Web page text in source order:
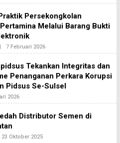
Persekongkolan
Melalui Barang Bukti
| 7 Februari 2026Oleh
Redaksi2
Tekankan Integritas dan
Penanganan Perkara Korupsi
Pidsus Se-Sulsel
2026Oleh
Redaksi2
Distributor Semen di
23 Oktober 2025Oleh